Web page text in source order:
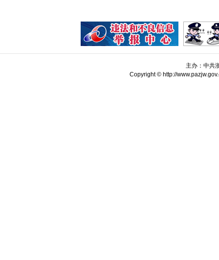
主办：中共
Copyright © http://